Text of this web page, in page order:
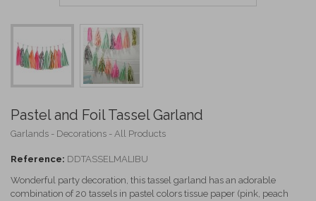
Pastel and Foil Tassel Garland
Garlands - Decorations - All Products
Reference: DDTASSELMALIBU
Wonderful party decoration, this tassel garland has an adorable
combination of 20 tassels in pastel colors tissue paper (pink, peach